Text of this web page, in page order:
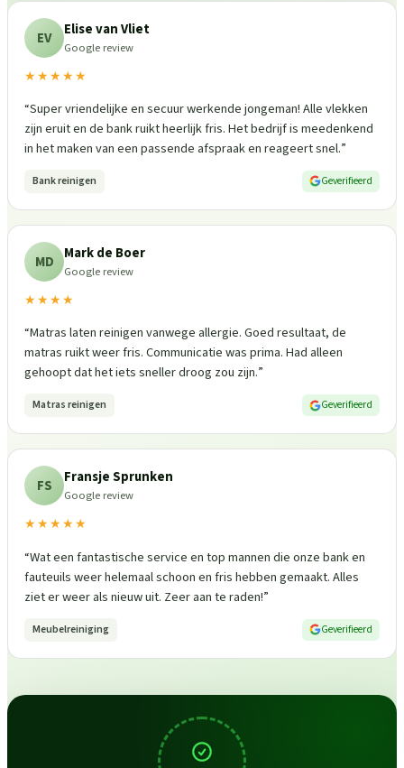
EV Elise van Vliet
Google review
★★★★★
“Super vriendelijke en secuur werkende jongeman! Alle vlekken
zijn eruit en de bank ruikt heerlijk fris. Het bedrijf is meedenkend
in het maken van een passende afspraak en reageert snel.”
Bank reinigen Geverifieerd
MD Mark de Boer
Google review
★★★★
“Matras laten reinigen vanwege allergie. Goed resultaat, de
matras ruikt weer fris. Communicatie was prima. Had alleen
gehoopt dat het iets sneller droog zou zijn.”
Matras reinigen Geverifieerd
FS Fransje Sprunken
Google review
★★★★★
“Wat een fantastische service en top mannen die onze bank en
fauteuils weer helemaal schoon en fris hebben gemaakt. Alles
ziet er weer als nieuw uit. Zeer aan te raden!”
Meubelreiniging Geverifieerd